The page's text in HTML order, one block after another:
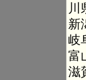
新
岐
富
滋